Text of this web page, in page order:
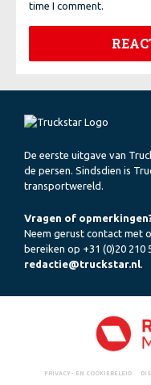
time I comment.
De eerste uitgave van
de persen. Sindsdien is
transportwereld.
Vragen of
Neem gerust contact met
bereiken op +31 (0)20 210
redactie@truckstar.nl
PRIVACY- EN COOKIEBELEID